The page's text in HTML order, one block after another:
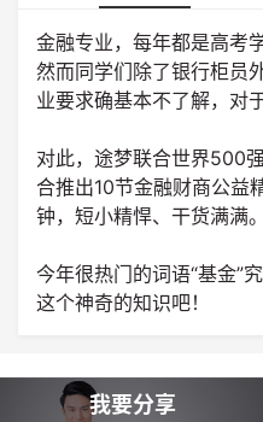
金融专业，每年都是高考
然而同学们除了银行柜员
业要求确基本不了解，对
对此，途梦联合世界500
合推出10节金融财商公益
钟，短小精悍、干货满满。
今年很热门的词语“基金”
这个神奇的知识吧！
我要分享